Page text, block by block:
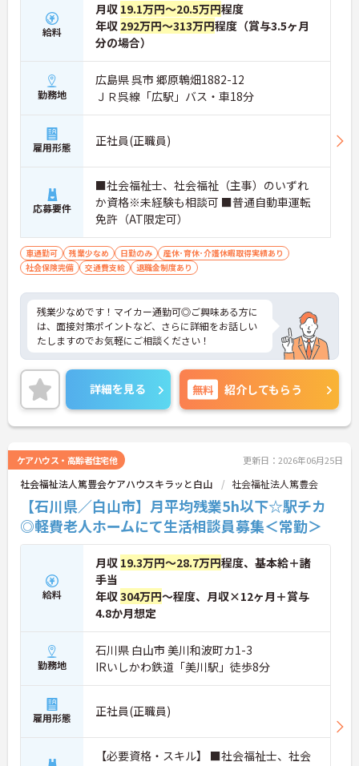
給料
月収 19.1万円～20.5万円程度
年収 292万円～313万円程度（賞与3.5ヶ月
分の場合）
勤務地
広島県 呉市 郷原鵯畑1882-12
ＪＲ呉線「広駅」バス・車18分
雇用形態 正社員(正職員)
応募要件
■社会福祉士、社会福祉（主事）のいずれ
か資格※未経験も相談可 ■普通自動車運転
免許（AT限定可）
車通勤可 残業少なめ 日勤のみ
産休･育休･介護休暇取得実績あり
社会保険完備
交通費支給 退職金制度あり
残業少なめです！マイカー通勤可◎ご興味ある方に
は、面接対策ポイントなど、さらに詳細をお話しい
たしますのでお気軽にご相談ください！
詳細を見る 無料 紹介してもらう
ケアハウス・高齢者住宅他 更新日：2026年06月25日
社会福祉法人篤豊会ケアハウスキラッと白山 社会福祉法人篤豊会
【石川県／白山市】月平均残業5h以下☆駅チカ
◎軽費老人ホームにて生活相談員募集＜常勤＞
給料
月収 19.3万円～28.7万円程度、基本給＋諸
手当
年収304万円～程度、月収×12ヶ月＋賞与
4.8か月想定
勤務地
石川県 白山市 美川和波町カ1-3
IRいしかわ鉄道「美川駅」徒歩8分
雇用形態 正社員(正職員)
【必要資格・スキル】 ■社会福祉士、社会